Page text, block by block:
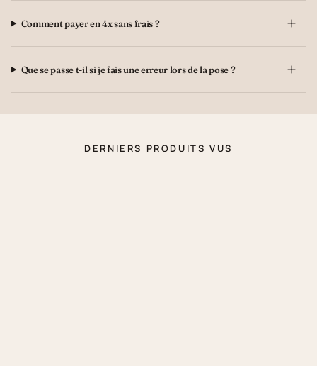
Comment payer en 4x sans frais ?
Que se passe t-il si je fais une erreur lors de la pose ?
DERNIERS PRODUITS VUS